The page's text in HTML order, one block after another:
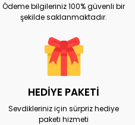
Ödeme bilgileriniz 100% güvenli bir
şekilde saklanmaktadır.
HEDİYE PAKETİ
Sevdikleriniz için sürpriz hediye
paketi hizmeti